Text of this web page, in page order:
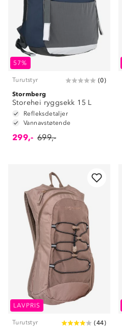
57%
Turutstyr (0)
Stormberg
Storehei ryggsekk 15 L
Refleksdetaljer
Vannavstøtende
299,- 699,-
LAVPRIS
Turutstyr (44)